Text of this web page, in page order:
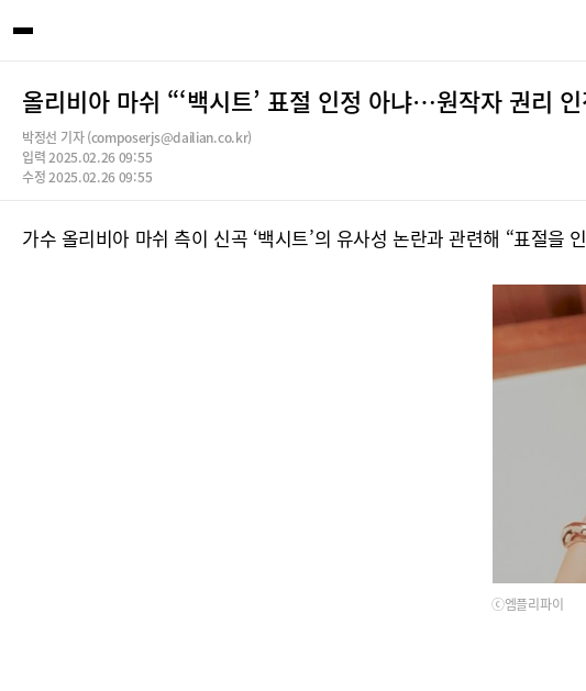
올리비아 마쉬 “‘백시트’ 표절 인정 아냐…원작자 권리
박정선 기자 (composerjs@dailian.co.kr)
입력 2025.02.26 09:55
수정 2025.02.26 09:55
가수 올리비아 마쉬 측이 신곡 ‘백시트’의 유사성 논란과 관련해 “표절
ⓒ엠플리파이